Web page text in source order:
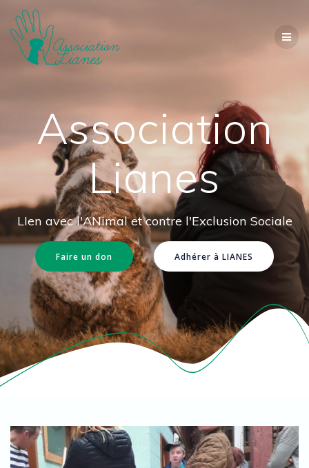
Association
Lianes
LIen avec l'ANimal et contre l'Exclusion Sociale
Faire un don Adhérer à LIANES